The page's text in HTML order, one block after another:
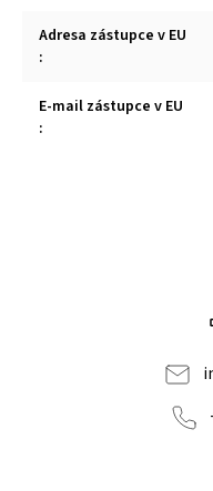
Adresa zástupce v EU
:
E-mail zástupce v EU
: